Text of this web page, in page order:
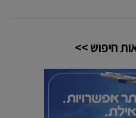
חיפוש >>